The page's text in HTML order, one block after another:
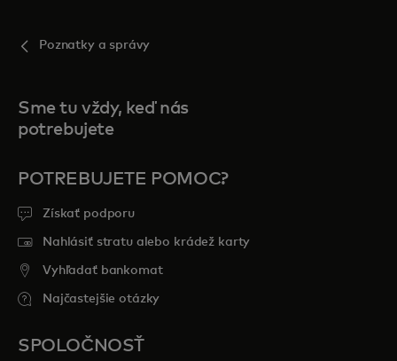
Poznatky a správy
Sme tu vždy, keď nás
potrebujete
POTREBUJETE POMOC?
Získať podporu
Nahlásiť stratu alebo krádež karty
Vyhľadať bankomat
Najčastejšie otázky
SPOLOČNOSŤ